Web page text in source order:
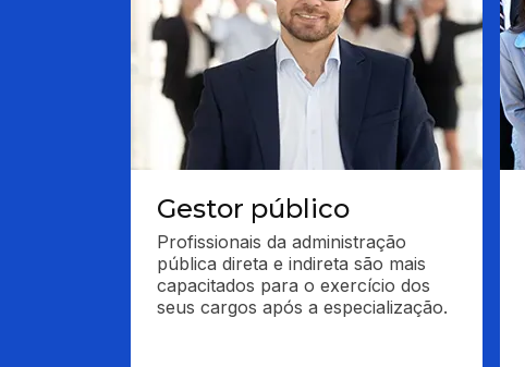
Gestor público
Profissionais da administração
pública direta e indireta são mais
capacitados para o exercício dos
seus cargos após a especialização.